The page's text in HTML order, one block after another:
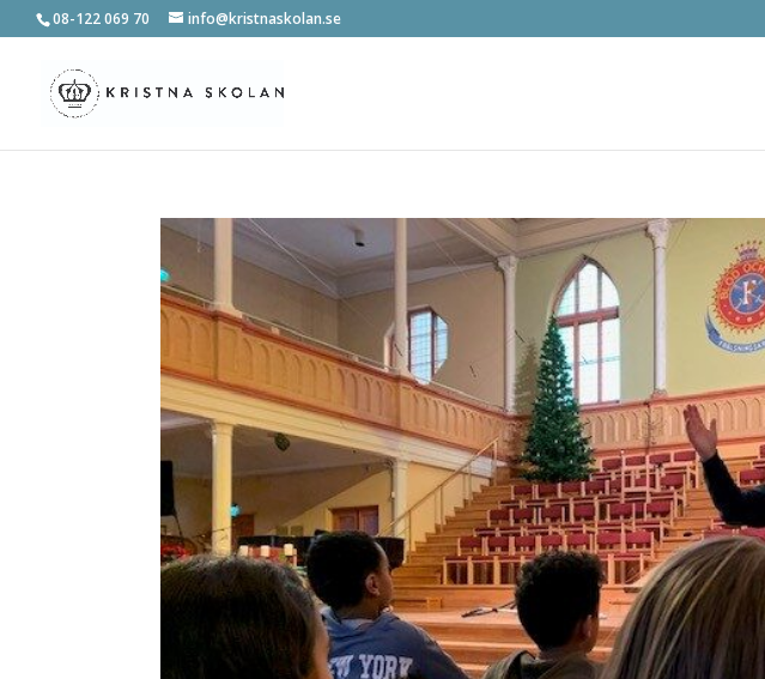
08-122 069 70 info@kristnaskolan.se